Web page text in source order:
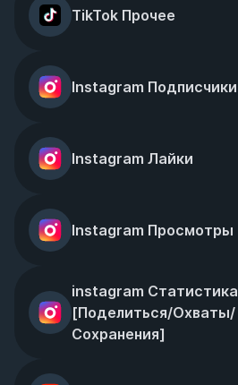
TikTok Прочее
Instagram Подписчики
Instagram Лайки
Instagram Просмотры
instagram Статистика
[Поделиться/Охваты/
Сохранения]